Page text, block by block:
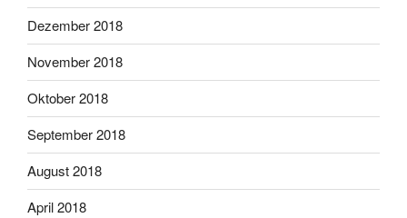
Dezember 2018
November 2018
Oktober 2018
September 2018
August 2018
April 2018